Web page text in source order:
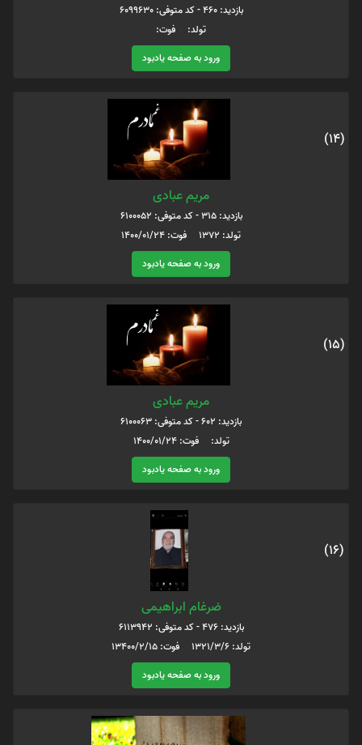
بازدید: 460 - کد متوفی: 6099630
تولد: فوت:
ورود به صفحه یادبود
(14)
مریم عبادی
بازدید: 315 - کد متوفی: 6100052
تولد: 1372 فوت: 1400/01/24
ورود به صفحه یادبود
(15)
مریم عبادی
بازدید: 602 - کد متوفی: 6100063
تولد: فوت: 1400/01/24
ورود به صفحه یادبود
(16)
ضرغام ابراهیمی
بازدید: 476 - کد متوفی: 6113942
تولد: 1321/3/6 فوت: 13400/2/15
ورود به صفحه یادبود